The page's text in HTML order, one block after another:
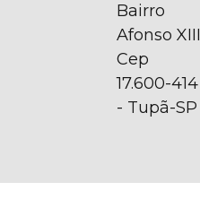
Bairro
Afonso XIII
Cep
17.600-414
- Tupã-SP